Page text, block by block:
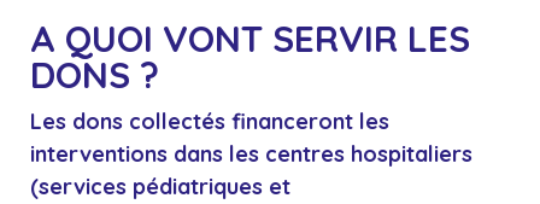
A QUOI VONT SERVIR LES
DONS ?
Les dons collectésfinanceront les
interventions dans les centres hospitaliers
(services pédiatriques et